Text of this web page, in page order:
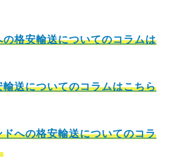
格安輸送についてのコラムは
送についてのコラムはこちら
への格安輸送についてのコラ